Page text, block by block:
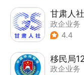
甘肃人
政企业务
4.4
移民局
政企业务